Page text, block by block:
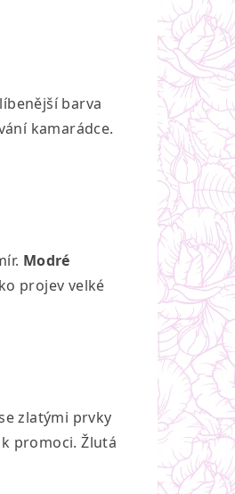
barva
kamarádce.
Modré
projev velké
zlatými prvky
promoci. Žlutá